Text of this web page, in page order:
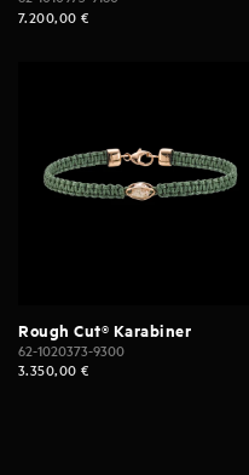
7.200,00 €
Rough Cut® Karabiner
62-1020373-9300
3.350,00 €